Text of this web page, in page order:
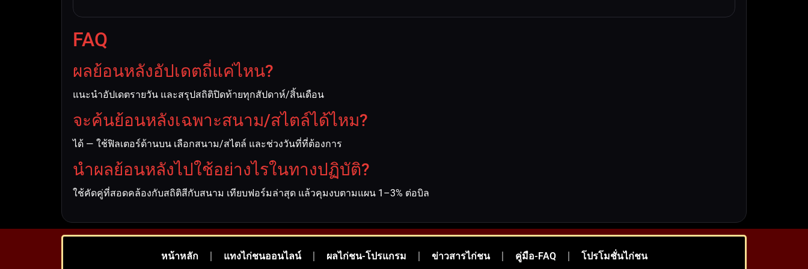
FAQ
ผลย้อนหลังอัปเดตถี่แค่ไหน?
แนะนำอัปเดตรายวัน และสรุปสถิติปิดท้ายทุกสัปดาห์/สิ้นเดือน
จะค้นย้อนหลังเฉพาะสนาม/สไตล์ได้ไหม?
ได้ — ใช้ฟิลเตอร์ด้านบน เลือกสนาม/สไตล์ และช่วงวันที่ที่ต้องการ
นำผลย้อนหลังไปใช้อย่างไรในทางปฏิบัติ?
ใช้คัดคู่ที่สอดคล้องกับสถิติสีกับสนาม เทียบฟอร์มล่าสุด แล้วคุมงบตามแผน 1–3% ต่อบิล
หน้าหลัก แทงไก่ชนออนไลน์ ผลไก่ชน-โปรแกรม ข่าวสารไก่ชน คู่มือ-FAQ โปรโมชั่นไก่ชน